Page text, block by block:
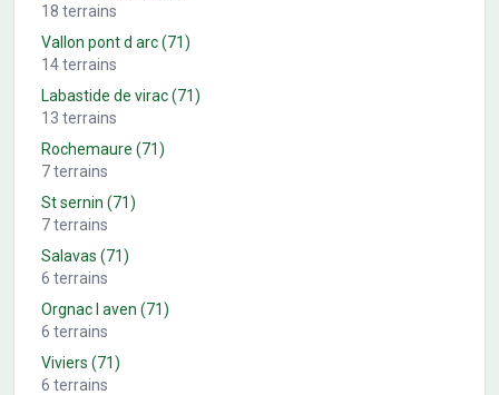
18 terrains
Vallon pont d arc(71)
14terrains
Labastide de virac(71)
13 terrains
Rochemaure (71)
7terrains
St sernin (71)
7terrains
Salavas (71)
6 terrains
Orgnac l aven (71)
6 terrains
Viviers (71)
6 terrains